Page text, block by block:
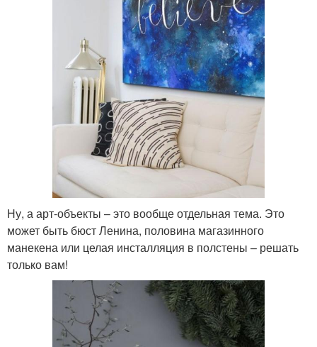
Ну, а арт-объекты – это вообще отдельная тема. Это
может быть бюст Ленина, половина магазинного
манекена или целая инсталляция в полстены – решать
только вам!